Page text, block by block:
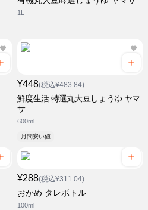
1L
¥448(税込¥483.84)
鮮度生活 特選丸大豆しょうゆ ヤマ
サ
600ml
月間安い値
¥288(税込¥311.04)
おかめ タレボトル
100ml